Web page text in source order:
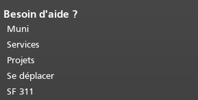
Fin du contenu de la page.
cette page se répète sur chaque page.
Retour au haut du contenu principal
Besoin d'aide ?
Muni
Services
Projets
Se déplacer
SF 311